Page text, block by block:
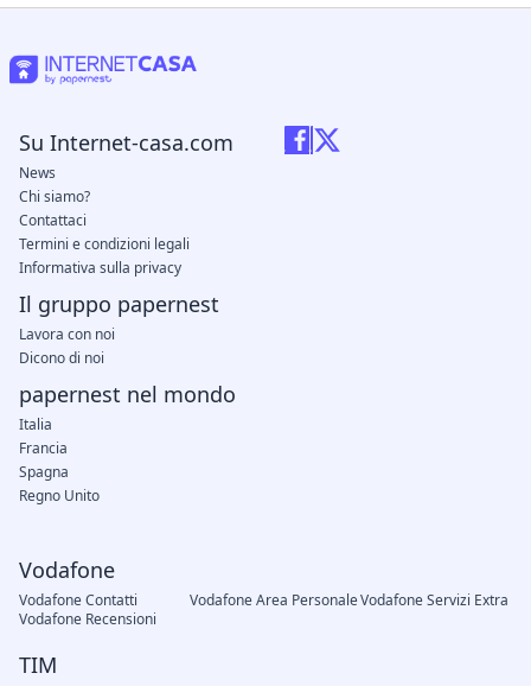
Vodafone
Vodafone Contatti Vodafone Area PersonaleVodafone Servizi Extra
Vodafone Recensioni
TIM
Su Internet-casa.com
News
Chi siamo?
Contattaci
Termini e condizioni legali
Informativa sulla privacy
Il gruppo papernest
Lavora con noi
Dicono di noi
papernest nel mondo
Italia
Francia
Spagna
Regno Unito